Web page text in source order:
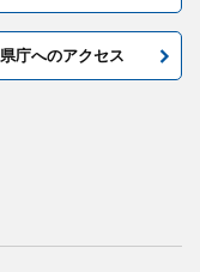
県庁へのアクセス